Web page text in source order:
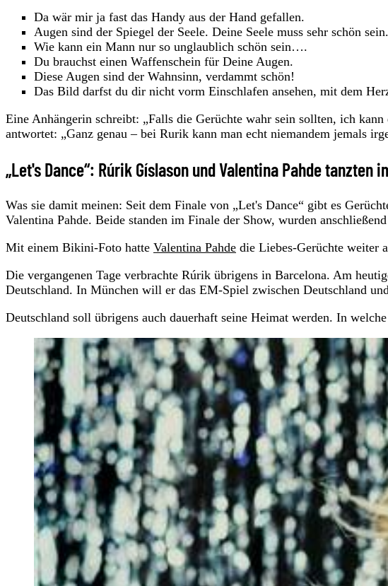
Da wär mir ja fast das Handy aus der Hand gefallen.
Augen sind der Spiegel der Seele. Deine Seele muss sehr schön sein.
Wie kann ein Mann nur so unglaublich schön sein….
Du brauchst einen Waffenschein für Deine Augen.
Diese Augen sind der Wahnsinn, verdammt schön!
Das Bild darfst du dir nicht vorm Einschlafen ansehen, mit dem
Eine Anhängerin schreibt: „Falls die Gerüchte wahr sein sollten, ich
antwortet: „Ganz genau – bei Rurik kann man echt niemandem jemals
„Let's Dance“: Rúrik Gíslason und Valentina Pahde tanzten
Was sie damit meinen: Seit dem Finale von „Let's Dance“ gibt es
Valentina Pahde. Beide standen im Finale der Show, wurden
Mit einem Bikini-Foto hatte Valentina Pahde die Liebes-Gerüchte weiter
Die vergangenen Tage verbrachte Rúrik übrigens in Barcelona. Am
Deutschland. In München will er das EM-Spiel zwischen Deutschland
Deutschland soll übrigens auch dauerhaft seine Heimat werden. In